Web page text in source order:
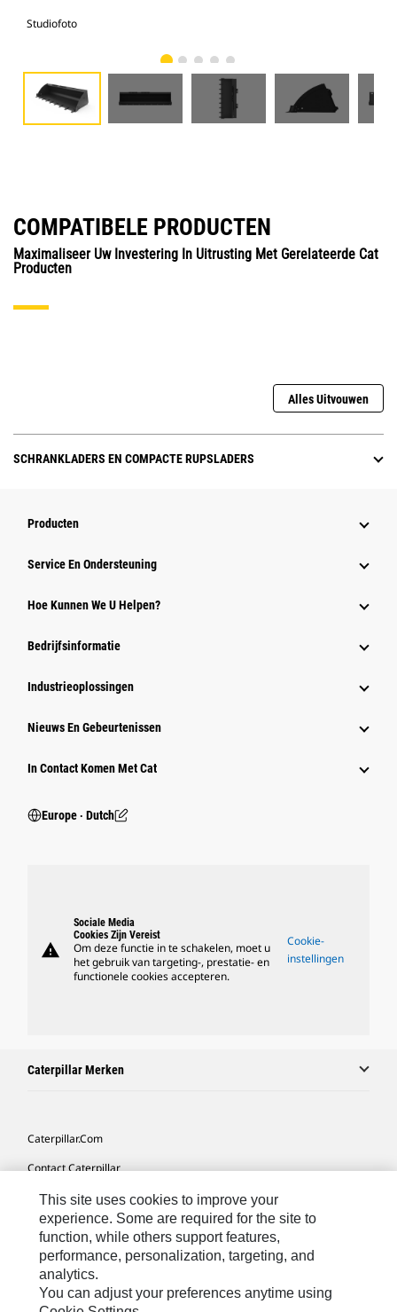
Studiofoto
COMPATIBELE PRODUCTEN
Maximaliseer Uw Investering In Uitrusting Met Gerelateerde Cat
Producten
Alles Uitvouwen
SCHRANKLADERS EN COMPACTE RUPSLADERS
Producten
Service En Ondersteuning
Hoe Kunnen We U Helpen?
Bedrijfsinformatie
Industrieoplossingen
Nieuws En Gebeurtenissen
In Contact Komen Met Cat
Europe ‧ Dutch
warning
Sociale Media
Cookies Zijn Vereist
Om deze functie in te schakelen, moet u
het gebruik van targeting-, prestatie- en
functionele cookies accepteren.
Cookie-
instellingen
Caterpillar Merken
Caterpillar.com
Contact Caterpillar
Mijn Marketingvoorkeuren
Site Map
Cookie Settings
Legal
This site uses cookies to improve your
experience. Some are required for the site to
function, while others support features,
performance, personalization, targeting, and
analytics.
You can adjust your preferences anytime using